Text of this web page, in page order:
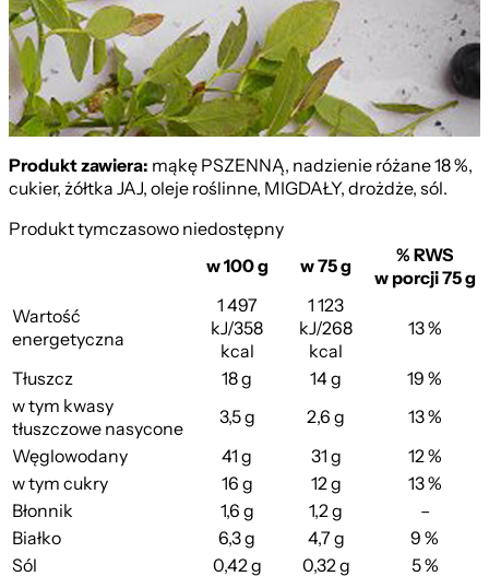
z Jagodami 100g
Produkt zawiera: mąkę PSZENNĄ, nadzienie różane 18 %,
cukier, żółtka JAJ, oleje roślinne, MIGDAŁY, drożdże, sól.
Produkt tymczasowo niedostępny
w 100 g
w 75 g
% RWS
w porcji 75 g
Wartość
energetyczna
1 497
kJ/358
kcal
1 123
kJ/268
kcal
13 %
Tłuszcz 18 g 14 g
19 %
w tym kwasy
tłuszczowe nasycone
3,5 g 2,6 g
13 %
Węglowodany
41 g 31 g
12 %
w tym cukry
16 g 12 g
13 %
Błonnik
1,6 g 1,2 g
–
Białko
6,3 g 4,7 g
9 %
Sól
0,42 g 0,32 g 5 %